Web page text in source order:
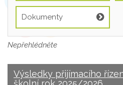
Dokumenty
Nepřehlédněte
Výsledky přijímacího